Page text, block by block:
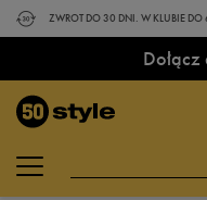
ZWROT DO 30 DNI. W KLUBIE DO